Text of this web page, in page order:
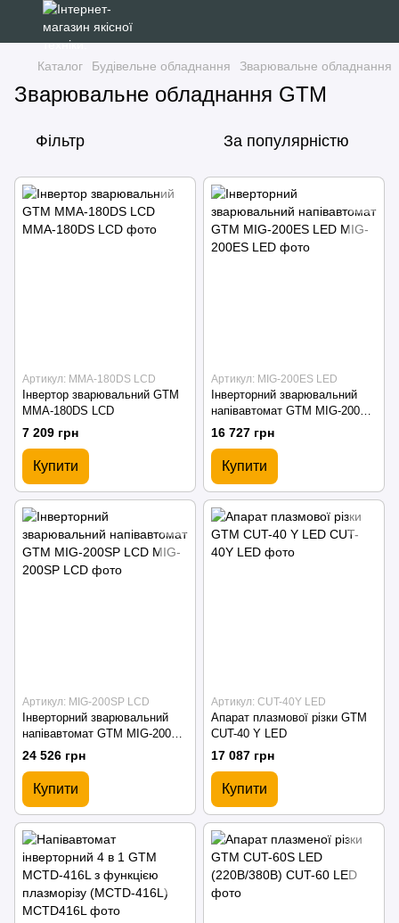
Каталог Будівельне обладнання Зварювальне обладнання
Зварювальне обладнання GTM
Фільтр За популярністю
Артикул: MMA-180DS LCD
Інвертор зварювальний GTM
MMA-180DS LCD
7 209 грн
Купити
Артикул: MIG-200ES LED
Інверторний зварювальний
напівавтомат GTM MIG-200ES
LED
16 727 грн
Купити
Артикул: MIG-200SP LCD
Інверторний зварювальний
напівавтомат GTM MIG-200SP
LCD
24 526 грн
Купити
Артикул: CUT-40Y LED
Апарат плазмової різки GTM
CUT-40 Y LED
17 087 грн
Купити